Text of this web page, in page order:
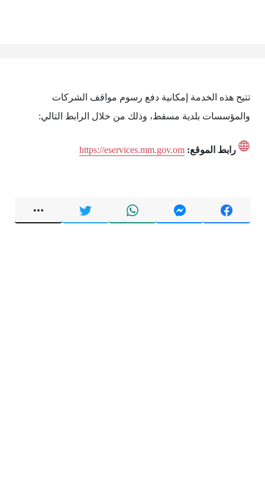
تتيح هذه الخدمة إمكانية دفع رسوم مواقف الشركات
والمؤسسات بلدية مسقط، وذلك من خلال الرابط التالي:
رابط الموقع: https://eservices.mm.gov.om